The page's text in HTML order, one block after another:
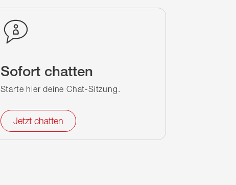
Sofort chatten
Starte hier deine Chat-Sitzung.
Jetzt chatten